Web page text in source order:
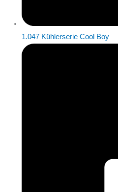
1.047 Kühlerserie Cool Boy